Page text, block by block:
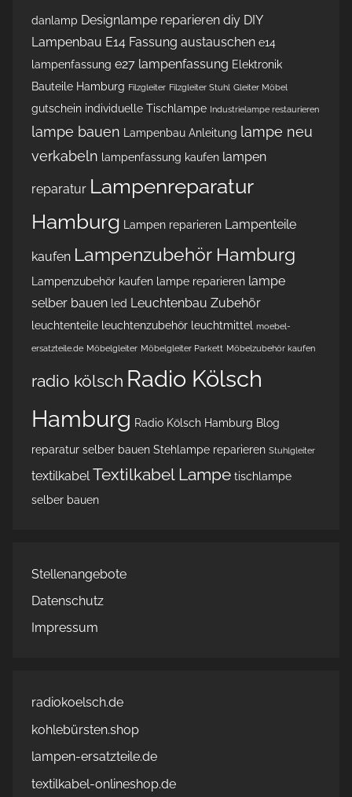
danlamp Designlampe reparieren diy DIY
Lampenbau E14 Fassung austauschen e14
lampenfassung e27 lampenfassung Elektronik
Bauteile Hamburg Filzgleiter Filzgleiter Stuhl Gleiter Möbel
gutschein individuelle Tischlampe Industrielampe restaurieren
lampe bauen Lampenbau Anleitung lampe neu
verkabeln lampenfassung kaufen lampen
reparatur Lampenreparatur
Hamburg Lampen reparieren Lampenteile
kaufen Lampenzubehör Hamburg
Lampenzubehör kaufen lampe reparieren lampe
selber bauen led Leuchtenbau Zubehör
leuchtenteile leuchtenzubehör leuchtmittel moebel-
ersatzteile.de Möbelgleiter Möbelgleiter Parkett Möbelzubehör kaufen
radio kölsch Radio Kölsch
Hamburg Radio Kölsch Hamburg Blog
reparatur selber bauen Stehlampe reparieren Stuhlgleiter
textilkabel Textilkabel Lampe tischlampe
selber bauen
Stellenangebote
Datenschutz
Impressum
radiokoelsch.de
kohlebürsten.shop
lampen-ersatzteile.de
textilkabel-onlineshop.de